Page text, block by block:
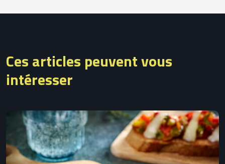
Ces articles peuvent vous
intéresser